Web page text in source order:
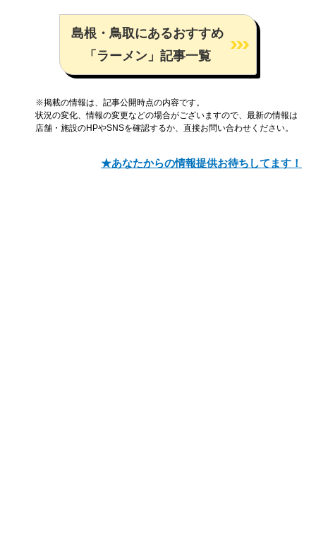
島根・鳥取にあるおすすめ
「ラーメン」記事一覧
※掲載の情報は、記事公開時点の内容です。
状況の変化、情報の変更などの場合がございますので、最新の情報は
店舗・施設のHPやSNSを確認するか、直接お問い合わせください。
★あなたからの情報提供お待ちしてます！